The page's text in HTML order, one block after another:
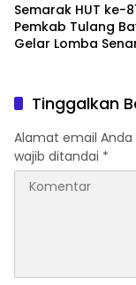
Semarak HUT ke-
Pemkab Tulang
Gelar Lomba
Tinggalkan
Alamat email Anda
wajib ditandai *